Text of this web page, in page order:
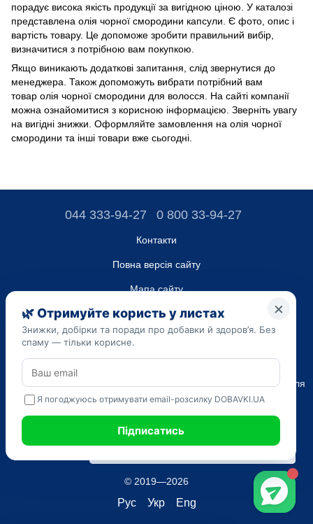
порадує висока якість продукції за вигідною ціною. У каталозі
представлена олія чорної смородини капсули. Є фото, опис і
вартість товару. Це допоможе зробити правильний вибір,
визначитися з потрібною вам покупкою.
Якщо виникають додаткові запитання, слід звернутися до
менеджера. Також допоможуть вибрати потрібний вам
товар олія чорної смородини для волосся. На сайті компанії
можна ознайомитися з корисною інформацією. Зверніть увагу
на вигідні знижки. Оформляйте замовлення на олія чорної
смородини та інші товари вже сьогодні.
044 333-94-27 0 800 33-94-27
Контакти
Повна версія сайту
Мапа сайту
ТОВ “ДО ЮА”,
Код ЄДРПОУ 45223262
Дата реєстрації 14.09.2023
Наведена на сайті dobavki.ua інформація носить виключно
Ознайомчий характер. Не використовуйте нашу інформацію для
діагностики та лікування. Тільки ваш Лікуючий лікар може
САМОЛІКУВАННЯ МОЖЕ БУТИ ШКІДЛИВИМ ДЛЯ ВАШОГО
© 2019—2026
Рус Укр Eng